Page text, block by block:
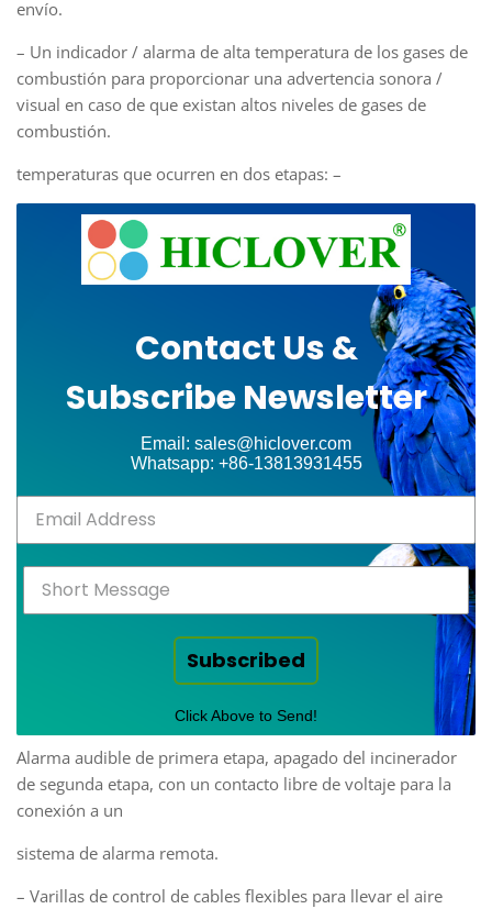
envío.
– Un indicador / alarma de alta temperatura de los gases de
combustión para proporcionar una advertencia sonora /
visual en caso de que existan altos niveles de gases de
combustión.
temperaturas que ocurren en dos etapas: –
Contact Us &
Subscribe Newsletter
Email: sales@hiclover.com
Whatsapp: +86-13813931455
Subscribed
Click Above to Send!
Alarma audible de primera etapa, apagado del incinerador
de segunda etapa, con un contacto libre de voltaje para la
conexión a un
sistema de alarma remota.
– Varillas de control de cables flexibles para llevar el aire